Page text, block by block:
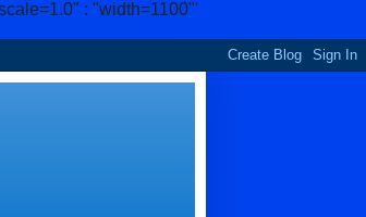
: "width=1100"'